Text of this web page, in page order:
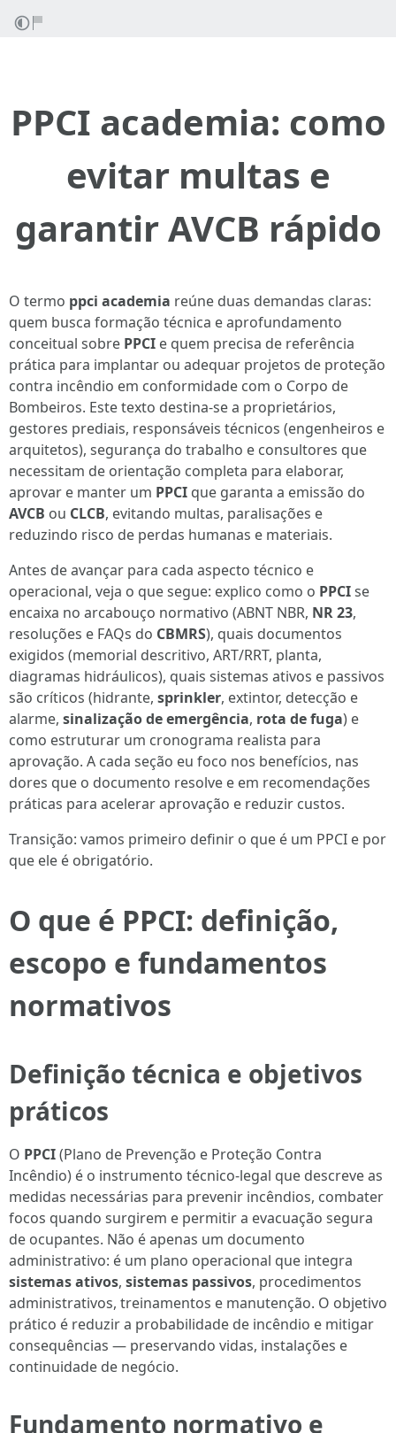
PPCI academia: como
evitar multas e
garantir AVCB rápido
O termo ppci academia reúne duas demandas claras:
quem busca formação técnica e aprofundamento
conceitual sobre PPCI e quem precisa de referência
prática para implantar ou adequar projetos de proteção
contra incêndio em conformidade com o Corpo de
Bombeiros. Este texto destina‑se a proprietários,
gestores prediais, responsáveis técnicos (engenheiros e
arquitetos), segurança do trabalho e consultores que
necessitam de orientação completa para elaborar,
aprovar e manter um PPCI que garanta a emissão do
AVCB ou CLCB, evitando multas, paralisações e
reduzindo risco de perdas humanas e materiais.
Antes de avançar para cada aspecto técnico e
operacional, veja o que segue: explico como o PPCIse
encaixa no arcabouço normativo (ABNT NBR, NR 23,
resoluções e FAQs do CBMRS), quais documentos
exigidos (memorial descritivo, ART/RRT, planta,
diagramas hidráulicos), quais sistemas ativos e passivos
são críticos (hidrante, sprinkler, extintor, detecção e
alarme, sinalização de emergência, rota de fuga) e
como estruturar um cronograma realista para
aprovação. A cada seção eu foco nos benefícios, nas
dores que o documento resolve e em recomendações
práticas para acelerar aprovação e reduzir custos.
Transição: vamos primeiro definir o que é um PPCI e por
que ele é obrigatório.
O que é PPCI: definição,
escopo e fundamentos
normativos
Definição técnica e objetivos
práticos
O PPCI(Plano de Prevenção e Proteção Contra
Incêndio) é o instrumento técnico-legal que descreve as
medidas necessárias para prevenir incêndios, combater
focos quando surgirem e permitir a evacuação segura
de ocupantes. Não é apenas um documento
administrativo: é um plano operacional que integra
sistemas ativos, sistemas passivos, procedimentos
administrativos, treinamentos e manutenção. O objetivo
prático é reduzir a probabilidade de incêndio e mitigar
consequências — preservando vidas, instalações e
continuidade de negócio.
Fundamento normativo e